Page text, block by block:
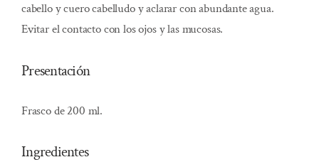
cabello y cuero cabelludo y aclarar con abundante agua.
Evitar el contacto con los ojos y las mucosas.
Presentación
Frasco de 200 ml.
Ingredientes